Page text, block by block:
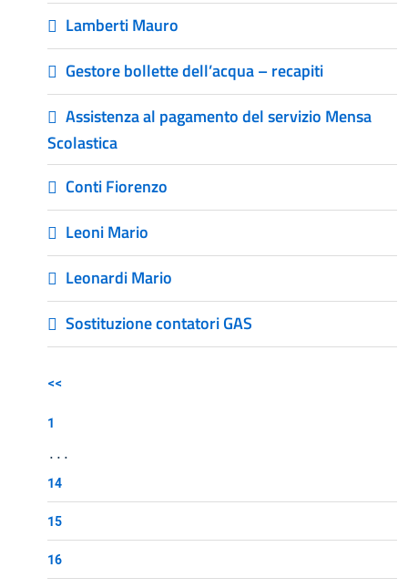
Lamberti Mauro
Gestore bollette dell’acqua – recapiti
Assistenza al pagamento del servizio Mensa
Scolastica
Conti Fiorenzo
Leoni Mario
Leonardi Mario
Sostituzione contatori GAS
<<
1
...
14
15
16